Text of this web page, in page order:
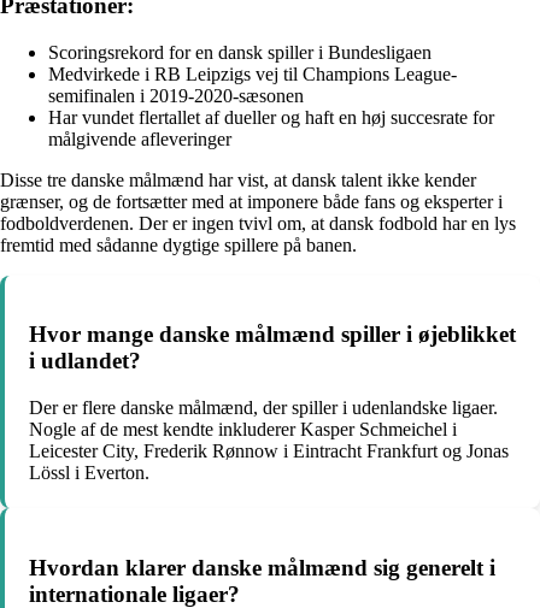
Præstationer:
Scoringsrekord for en dansk spiller i Bundesligaen
Medvirkede i RB Leipzigs vej til Champions League-
semifinalen i 2019-2020-sæsonen
Har vundet flertallet af dueller og haft en høj succesrate for
målgivende afleveringer
Disse tre danske målmænd har vist, at dansk talent ikke kender
grænser, og de fortsætter med at imponere både fans og eksperter i
fodboldverdenen. Der er ingen tvivl om, at dansk fodbold har en lys
fremtid med sådanne dygtige spillere på banen.
Hvor mange danske målmænd spiller i øjeblikket
i udlandet?
Der er flere danske målmænd, der spiller i udenlandske ligaer.
Nogle af de mest kendte inkluderer Kasper Schmeichel i
Leicester City, Frederik Rønnow i Eintracht Frankfurt og Jonas
Lössl i Everton.
Hvordan klarer danske målmænd sig generelt i
internationale ligaer?